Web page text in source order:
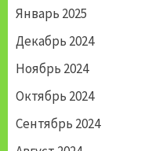
Январь 2025
Декабрь 2024
Ноябрь 2024
Октябрь 2024
Сентябрь 2024